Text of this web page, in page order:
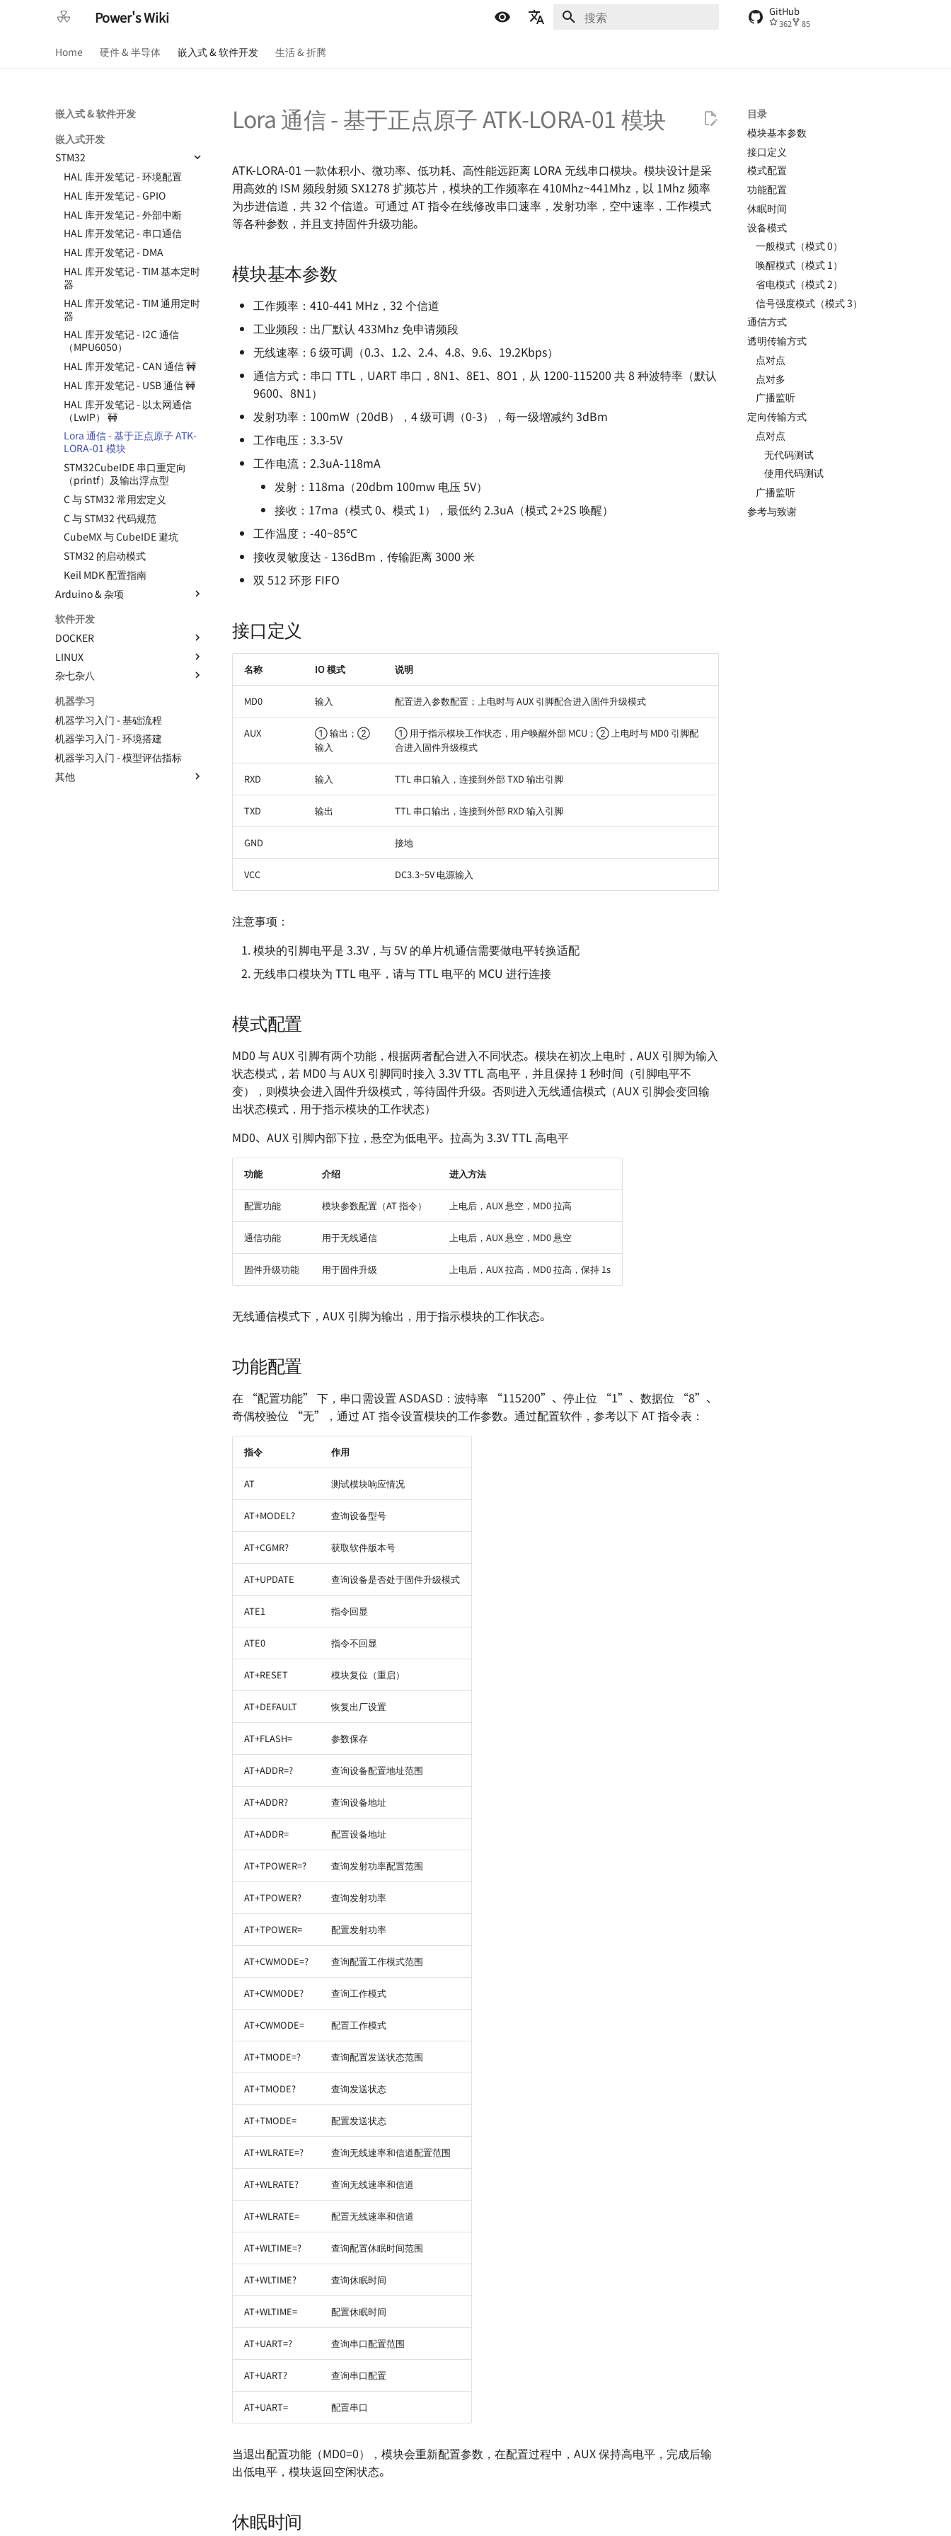
Power's Wiki
اللغة العربية
GitHub
362 85
Home 硬件 & 半导体 嵌入式 & 软件开发 生活 & 折腾
嵌入式 & 软件开发
嵌入式开发
STM32
HAL 库开发笔记 - 环境配置
HAL 库开发笔记 - GPIO
HAL 库开发笔记 - 外部中断
HAL 库开发笔记 - 串口通信
HAL 库开发笔记 - DMA
HAL 库开发笔记 - TIM 基本定时
器
HAL 库开发笔记 - TIM 通用定时
器
HAL 库开发笔记 - I2C 通信
（MPU6050）
HAL 库开发笔记 - CAN 通信 🚧
HAL 库开发笔记 - USB 通信 🚧
HAL 库开发笔记 - 以太网通信
（LwIP） 🚧
Lora 通信 - 基于正点原子 ATK-
LORA-01 模块
STM32CubeIDE 串口重定向
（printf）及输出浮点型
C 与 STM32 常用宏定义
C 与 STM32 代码规范
CubeMX 与 CubeIDE 避坑
STM32 的启动模式
Keil MDK 配置指南
Arduino & 杂项
TinyTimelapseCam - 基于
ESP32-S3 的迷你延时相机
StyleTransferCam - 基于
ESP32-S3 的风格迁移相机
TinyMonitor - 小巧的服务器状
TinyWeatherStation - 简约而不
简单的桌面天气站
如何读写单个 bit
PlatformIO — 一站式嵌入式开
发工具
软件开发
DOCKER
Docker 基础知识
Docker Compose - 镜像编排工
将应用封装为 Docker 容器
LINUX
Linux 学习笔记 - 基础知识
Linux 学习笔记 - 用户操作
嵌入式 Linux - 基础知识
嵌入式 Linux - GPIO 子系统
BeagleBone 系列 - 基本参数与
环境配置
BeagleBone 系列 - 无线连接
杂七杂八
HTML 学习笔记
CSS 学习笔记
JavaScript 学习笔记
Git 学习笔记
双系统极简安装指南
机器学习
机器学习入门 - 基础流程
机器学习入门 - 环境搭建
机器学习入门 - 模型评估指标
其他
目录
模块基本参数
接口定义
模式配置
功能配置
休眠时间
设备模式
一般模式（模式 0）
唤醒模式（模式 1）
省电模式（模式 2）
信号强度模式（模式 3）
通信方式
透明传输方式
点对点
点对多
广播监听
定向传输方式
点对点
无代码测试
使用代码测试
广播监听
参考与致谢
Lora 通信 - 基于正点原子 ATK-LORA-01 模块
ATK-LORA-01 一款体积小、微功率、低功耗、高性能远距离 LORA 无线串口模块。模块设计是采
用高效的 ISM 频段射频 SX1278 扩频芯片，模块的工作频率在 410Mhz~441Mhz，以 1Mhz 频率
为步进信道，共 32 个信道。可通过 AT 指令在线修改串口速率，发射功率，空中速率，工作模式
等各种参数，并且支持固件升级功能。
模块基本参数
工作频率：410-441 MHz，32 个信道
工业频段：出厂默认 433Mhz 免申请频段
无线速率：6 级可调（0.3、1.2、2.4、4.8、9.6、19.2Kbps）
通信方式：串口 TTL，UART 串口，8N1、8E1、8O1，从 1200-115200 共 8 种波特率（默认
9600、8N1）
发射功率：100mW（20dB），4 级可调（0-3），每一级增减约 3dBm
工作电压：3.3-5V
工作电流：2.3uA-118mA
发射：118ma（20dbm 100mw 电压 5V）
接收：17ma（模式 0、模式 1），最低约 2.3uA（模式 2+2S 唤醒）
工作温度：-40~85℃
接收灵敏度达 - 136dBm，传输距离 3000 米
双 512 环形 FIFO
接口定义
名称 IO 模式 说明
MD0 输入 配置进入参数配置；上电时与 AUX 引脚配合进入固件升级模式
AUX
① 输出；②
输入
① 用于指示模块工作状态，用户唤醒外部 MCU；② 上电时与 MD0 引脚配
合进入固件升级模式
RXD 输入 TTL 串口输入，连接到外部 TXD 输出引脚
TXD 输出 TTL 串口输出，连接到外部 RXD 输入引脚
GND 接地
VCC DC3.3~5V 电源输入
注意事项：
模块的引脚电平是 3.3V，与 5V 的单片机通信需要做电平转换适配
无线串口模块为 TTL 电平，请与 TTL 电平的 MCU 进行连接
模式配置
MD0 与 AUX 引脚有两个功能，根据两者配合进入不同状态。模块在初次上电时，AUX 引脚为输入
状态模式，若 MD0 与 AUX 引脚同时接入 3.3V TTL 高电平，并且保持 1 秒时间（引脚电平不
变），则模块会进入固件升级模式，等待固件升级。否则进入无线通信模式（AUX 引脚会变回输
出状态模式，用于指示模块的工作状态）
MD0、AUX 引脚内部下拉，悬空为低电平。拉高为 3.3V TTL 高电平
功能 介绍 进入方法
配置功能 模块参数配置（AT 指令） 上电后，AUX 悬空，MD0 拉高
通信功能 用于无线通信 上电后，AUX 悬空，MD0 悬空
固件升级功能 用于固件升级 上电后，AUX 拉高，MD0 拉高，保持 1s
无线通信模式下，AUX 引脚为输出，用于指示模块的工作状态。
功能配置
在 “配置功能” 下，串口需设置 ASDASD：波特率 “115200”、停止位 “1”、数据位 “8”、
奇偶校验位 “无”，通过 AT 指令设置模块的工作参数。通过配置软件，参考以下 AT 指令表：
指令 作用
AT 测试模块响应情况
AT+MODEL? 查询设备型号
AT+CGMR? 获取软件版本号
AT+UPDATE 查询设备是否处于固件升级模式
ATE1 指令回显
ATE0 指令不回显
AT+RESET 模块复位（重启）
AT+DEFAULT 恢复出厂设置
AT+FLASH= 参数保存
AT+ADDR=? 查询设备配置地址范围
AT+ADDR? 查询设备地址
AT+ADDR= 配置设备地址
AT+TPOWER=? 查询发射功率配置范围
AT+TPOWER? 查询发射功率
AT+TPOWER= 配置发射功率
AT+CWMODE=? 查询配置工作模式范围
AT+CWMODE? 查询工作模式
AT+CWMODE= 配置工作模式
AT+TMODE=? 查询配置发送状态范围
AT+TMODE? 查询发送状态
AT+TMODE= 配置发送状态
AT+WLRATE=? 查询无线速率和信道配置范围
AT+WLRATE? 查询无线速率和信道
AT+WLRATE= 配置无线速率和信道
AT+WLTIME=? 查询配置休眠时间范围
AT+WLTIME? 查询休眠时间
AT+WLTIME= 配置休眠时间
AT+UART=? 查询串口配置范围
AT+UART? 查询串口配置
AT+UART= 配置串口
当退出配置功能（MD0=0），模块会重新配置参数，在配置过程中，AUX 保持高电平，完成后输
出低电平，模块返回空闲状态。
休眠时间